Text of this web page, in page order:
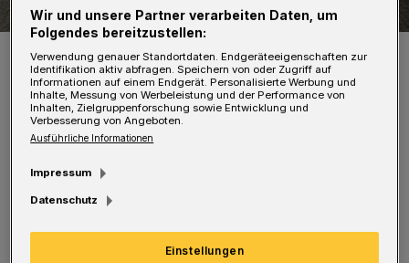
Die Reste der Berliner Mauer - ein Mahnmal.
Foto: Wuppertaler Rundschau / jak
D
Einzelanalysen von Klassikern der Deutschen
Wir und unsere Partner verarbeiten Daten, um
Folgendes bereitzustellen:
Verwendung genauer Standortdaten. Endgeräteeigenschaften zur
Identifikation aktiv abfragen. Speichern von oder Zugriff auf
Informationen auf einem Endgerät. Personalisierte Werbung und
Inhalte, Messung von Werbeleistung und der Performance von
Inhalten, Zielgruppenforschung sowie Entwicklung und
Verbesserung von Angeboten.
Ausführliche Informationen
Impressum
Datenschutz
Einstellungen